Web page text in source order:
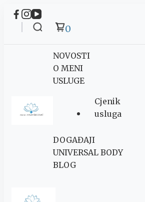
0
Maja Šegović
Ananda
NOVOSTI
O MENI
USLUGE
Cjenik
usluga
DOGAĐAJI
UNIVERSAL BODY
BLOG